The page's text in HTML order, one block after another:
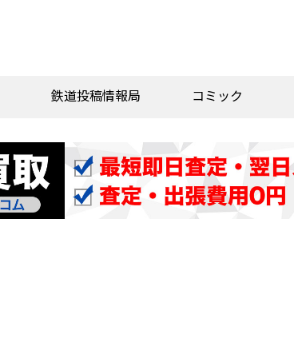
鉄道投稿情報局 コミック